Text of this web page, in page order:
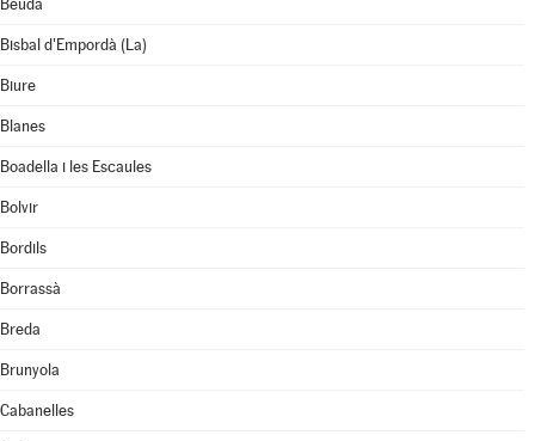
Beuda
Bisbal d'Empordà (La)
Biure
Blanes
Boadella i les Escaules
Bolvir
Bordils
Borrassà
Breda
Brunyola
Cabanelles